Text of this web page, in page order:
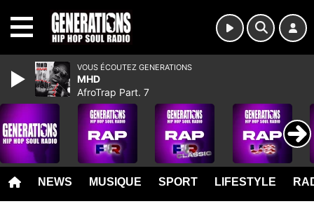
NEWS MUSIQUE SPORT LIFESTYLE
VOUS ÉCOUTEZ GENERATIONS
MHD
AfroTrap Part. 7